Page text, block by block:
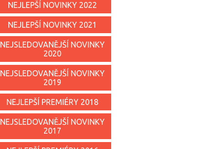
NEJLEPŠÍ NOVINKY 2022
NEJLEPŠÍ NOVINKY 2021
NEJSLEDOVANĚJŠÍ NOVINKY
2020
NEJSLEDOVANĚJŠÍ NOVINKY
2019
NEJLEPŠÍ PREMIÉRY 2018
NEJSLEDOVANĚJŠÍ NOVINKY
2017